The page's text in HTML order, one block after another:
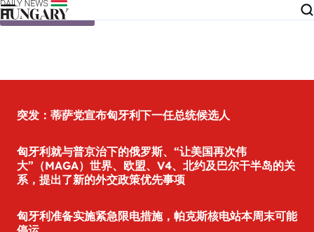
Skip to content
突发：蒂萨党宣布匈牙利下一任总统候选人
匈牙利就与普京治下的俄罗斯、“让美国再次伟
大”（MAGA）世界、欧盟、V4、北约及巴尔干半岛的关
系，提出了新的外交政策优先事项
匈牙利准备实施紧急限电措施，帕克斯核电站本周末可能